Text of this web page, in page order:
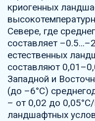
криогенных
Севере, где
составляет
естественных
составляют
Западной и
(до –6°С)
– от 0,02 до
ландшафтных